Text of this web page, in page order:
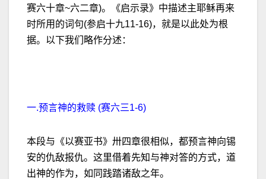
赛六十章~六二章)。《启示录》中描述主耶稣再来
时所用的词句(参启十九11-16)，就是以此处为根
据。以下我们略作分述：
一.预言神的救赎 (赛六三1-6)
本段与《以赛亚书》卅四章很相似，都预言神向锡
安的仇敌报仇。这里借着先知与神对答的方式，道
出神的作为，如同践踏诸敌之年。